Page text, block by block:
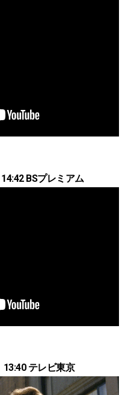
BSプレミアム
13:40 テレビ東京